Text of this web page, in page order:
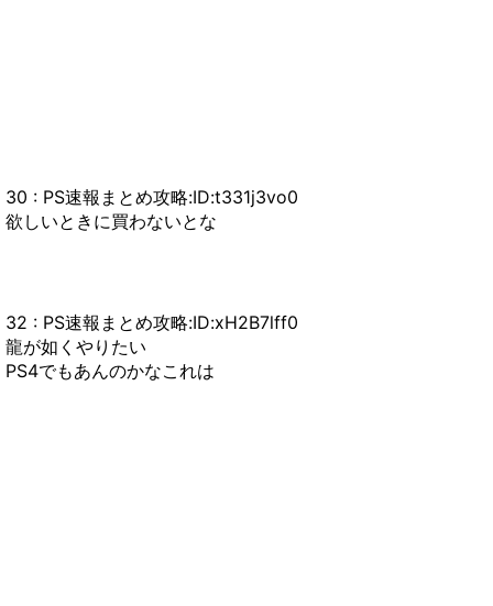
30 : PS速報まとめ攻略:ID:t331j3vo0
欲しいときに買わないとな
32 : PS速報まとめ攻略:ID:xH2B7lff0
龍が如くやりたい
PS4でもあんのかなこれは